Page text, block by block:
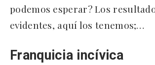
podemos esperar? Los
evidentes, aquí los tenemos;…
Franquicia incívica